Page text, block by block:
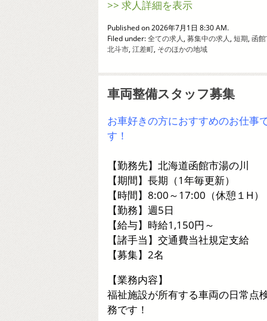
>> 求人詳細を表示
Published on 2026年7月1日 8:30 AM.
Filed under:全ての求人, 募集中の求人, 短期, 函
北斗市, 江差町, そのほかの地域
車両整備スタッフ募集
お車好きの方におすすめのお仕事
す！
【勤務先】北海道函館市湯の川
【期間】長期（1年毎更新）
【時間】8:00～17:00（休憩１H）
【勤務】週5日
【給与】時給1,150円～
【諸手当】交通費当社規定支給
【募集】2名
【業務内容】
福祉施設が所有する車両の日常点
務です！